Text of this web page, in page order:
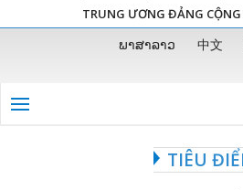
TRUNG ƯƠNG ĐẢNG
ພາສາລາວ 中文
TIÊU